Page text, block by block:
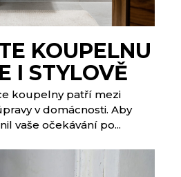
KOUPELNU
I STYLOVĚ
koupelny patří mezi
v domácnosti. Aby
vaše očekávání po...